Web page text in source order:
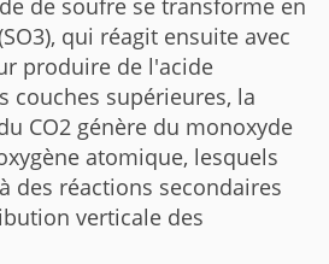
de soufre se transforme en
qui réagit ensuite avec
produire de l'acide
couches supérieures, la
CO2 génère du monoxyde
atomique, lesquels
des réactions secondaires
verticale des